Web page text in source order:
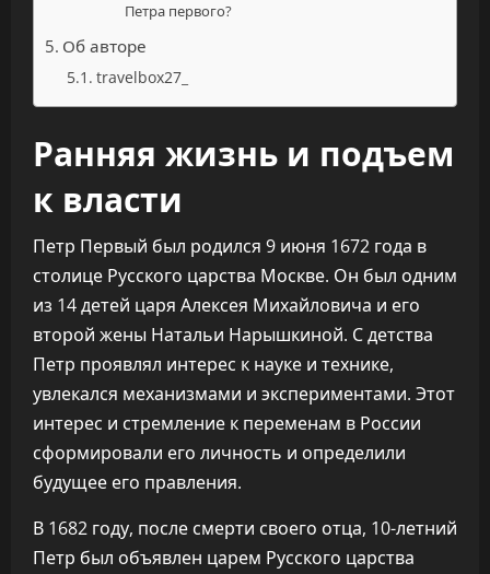
Петра первого?
Об авторе
travelbox27_
Ранняя жизнь и подъем
к власти
Петр Первый был родился 9 июня 1672 года в
столице Русского царства Москве. Он был одним
из 14 детей царя Алексея Михайловича и его
второй жены Натальи Нарышкиной. С детства
Петр проявлял интерес к науке и технике,
увлекался механизмами и экспериментами. Этот
интерес и стремление к переменам в России
сформировали его личность и определили
будущее его правления.
В 1682 году, после смерти своего отца, 10-летний
Петр был объявлен царем Русского царства